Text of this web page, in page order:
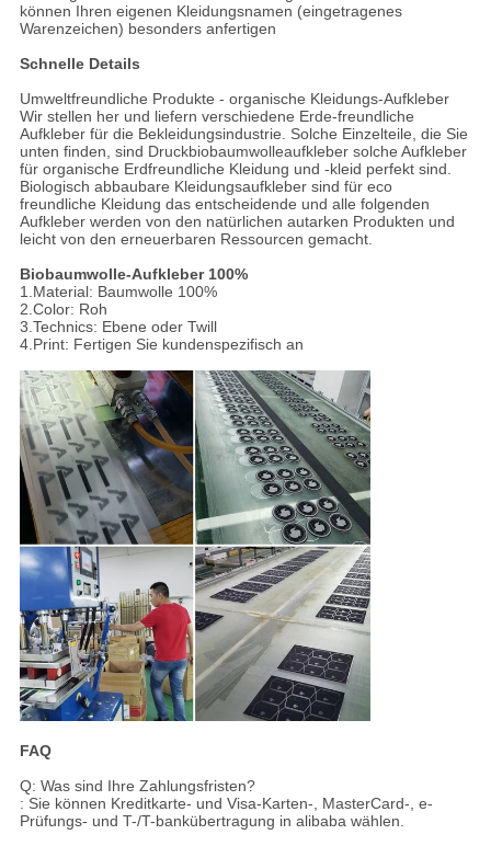
können Ihren eigenen Kleidungsnamen (eingetragenes
Warenzeichen) besonders anfertigen
Schnelle Details
Umweltfreundliche Produkte - organische Kleidungs-Aufkleber
Wir stellen her und liefern verschiedene Erde-freundliche
Aufkleber für die Bekleidungsindustrie. Solche Einzelteile, die Sie
unten finden, sind Druckbiobaumwolleaufkleber solche Aufkleber
für organische Erdfreundliche Kleidung und -kleid perfekt sind.
Biologisch abbaubare Kleidungsaufkleber sind für eco
freundliche Kleidung das entscheidende und alle folgenden
Aufkleber werden von den natürlichen autarken Produkten und
leicht von den erneuerbaren Ressourcen gemacht.
Biobaumwolle-Aufkleber 100%
1.Material: Baumwolle 100%
2.Color: Roh
3.Technics: Ebene oder Twill
4.Print: Fertigen Sie kundenspezifisch an
FAQ
Q: Was sind Ihre Zahlungsfristen?
: Sie können Kreditkarte- und Visa-Karten-, MasterCard-, e-
Prüfungs- und T-/T-bankübertragung in alibaba wählen.